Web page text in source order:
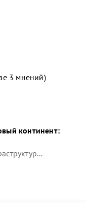
3 мнений)
континент: